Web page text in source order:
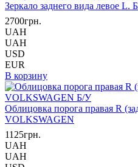
Зеркало заднего вида левое
2700грн.
UAH
UAH
USD
EUR
В корзину
Облицовка порога правая R
VOLKSWAGEN
1125грн.
UAH
UAH